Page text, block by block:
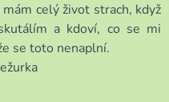
celý život strach, když
a kdoví, co se mi
se toto nenaplní.